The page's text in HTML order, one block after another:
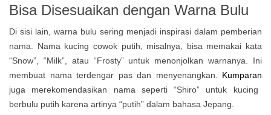
Bisa Disesuaikan dengan Warna Bulu
Di sisi lain, warna bulu sering menjadi inspirasi dalam pemberian
nama. Nama kucing cowok putih, misalnya, bisa memakai kata
“Snow”, “Milk”, atau “Frosty” untuk menonjolkan warnanya. Ini
membuat nama terdengar pas dan menyenangkan.
Kumparan
juga merekomendasikan nama seperti “Shiro” untuk kucing
berbulu putih karena artinya “putih” dalam bahasa Jepang.